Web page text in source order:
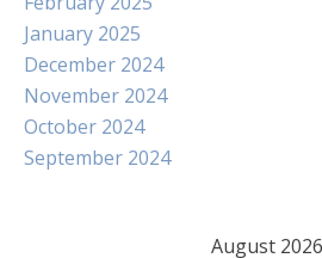
January 2025
December 2024
November 2024
October 2024
September 2024
August 2026